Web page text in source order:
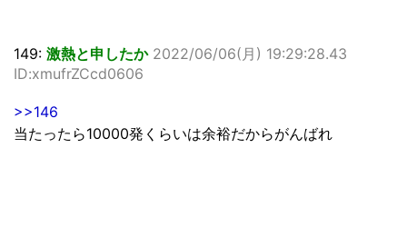
149: 激熱と申したか 2022/06/06(月) 19:29:28.43
ID:xmufrZCcd0606
>>146
当たったら10000発くらいは余裕だからがんばれ